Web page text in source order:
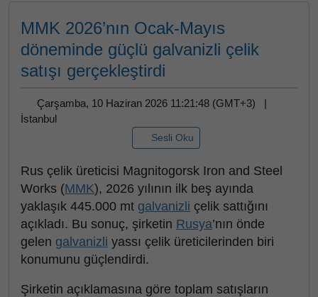
MMK 2026’nın Ocak-Mayıs
döneminde güçlü galvanizli çelik
satışı gerçekleştirdi
Çarşamba, 10 Haziran 2026 11:21:48 (GMT+3) |
İstanbul
Sesli Oku
Rus çelik üreticisi Magnitogorsk Iron and Steel
Works (MMK), 2026 yılının ilk beş ayında
yaklaşık 445.000 mt galvanizli çelik sattığını
açıkladı. Bu sonuç, şirketin Rusya’nın önde
gelen galvanizli yassı çelik üreticilerinden biri
konumunu güçlendirdi.
Şirketin açıklamasına göre toplam satışların